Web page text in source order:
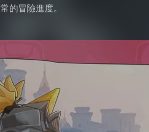
的冒險進度。